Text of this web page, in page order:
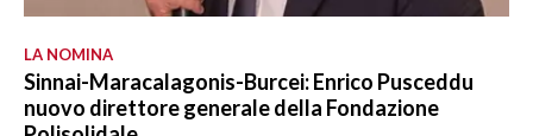
LA NOMINA
Sinnai-Maracalagonis-Burcei: Enrico Pusceddu
nuovo direttore generale della Fondazione